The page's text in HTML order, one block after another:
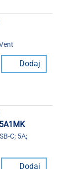
Dodaj
C; 5A;
Dodaj